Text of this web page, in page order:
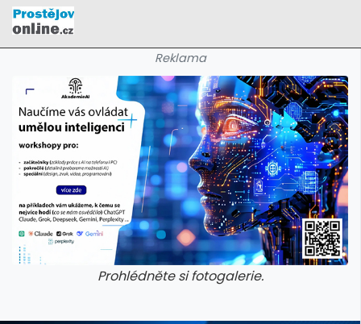
Reklama
Prohlédněte si fotogalerie.